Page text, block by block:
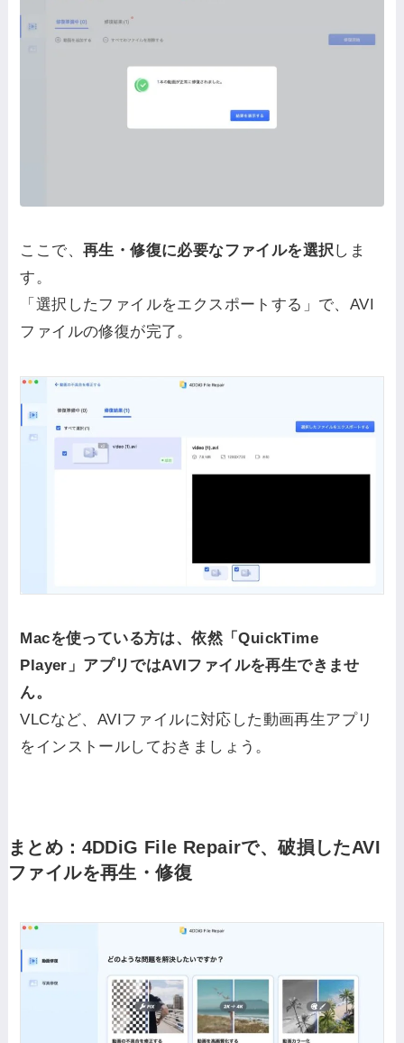
ここで、再生・修復に必要なファイルを選択 しま
す。
「選択したファイルをエクスポートする」で、AVI
ファイルの修復が完了。
Macを使っている方は、依然「QuickTime
Player」アプリではAVIファイルを再生できませ
ん。
VLCなど、AVIファイルに対応した動画再生アプリ
をインストールしておきましょう。
まとめ：4DDiG File Repairで、破損したAVI
ファイルを再生・修復